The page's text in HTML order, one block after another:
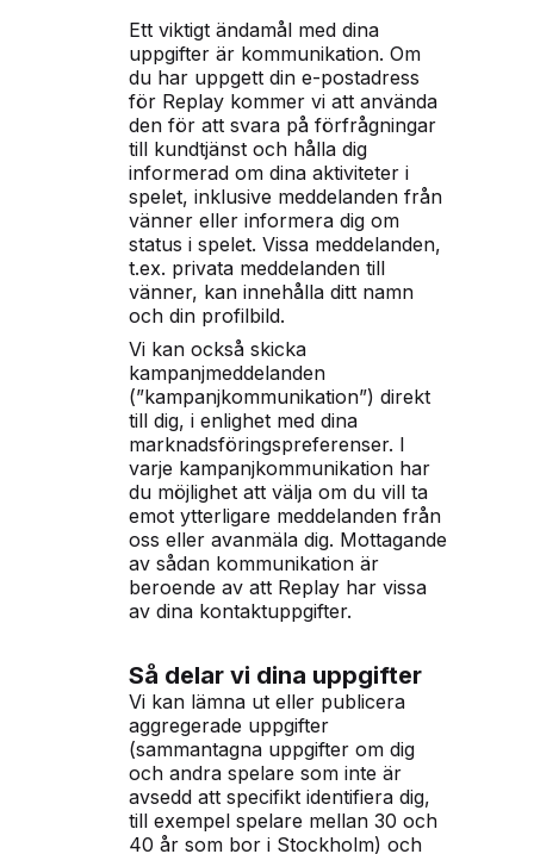
Ett viktigt ändamål med dina
uppgifter är kommunikation. Om
du har uppgett din e-postadress
för Replay kommer vi att använda
den för att svara på förfrågningar
till kundtjänst och hålla dig
informerad om dina aktiviteter i
spelet, inklusive meddelanden från
vänner eller informera dig om
status i spelet. Vissa meddelanden,
t.ex. privata meddelanden till
vänner, kan innehålla ditt namn
och din profilbild.
Vi kan också skicka
kampanjmeddelanden
(”kampanjkommunikation”) direkt
till dig, i enlighet med dina
marknadsföringspreferenser. I
varje kampanjkommunikation har
du möjlighet att välja om du vill ta
emot ytterligare meddelanden från
oss eller avanmäla dig. Mottagande
av sådan kommunikation är
beroende av att Replay har vissa
av dina kontaktuppgifter.
Så delar vi dina uppgifter
Vi kan lämna ut eller publicera
aggregerade uppgifter
(sammantagna uppgifter om dig
och andra spelare som inte är
avsedd att specifikt identifiera dig,
till exempel spelare mellan 30 och
40 år som bor i Stockholm) och